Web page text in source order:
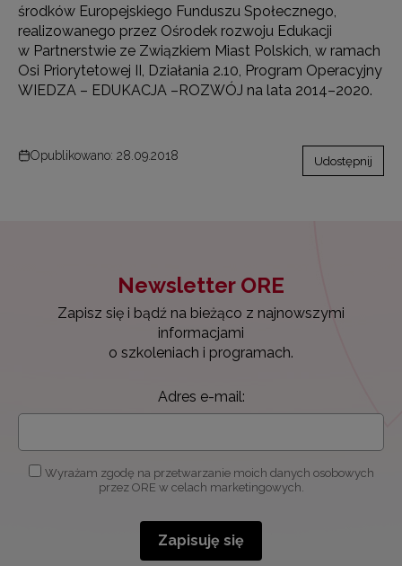
środków Europejskiego Funduszu Społecznego,
realizowanego przez Ośrodek rozwoju Edukacji
w Partnerstwie ze Związkiem Miast Polskich, w ramach
Osi Priorytetowej II, Działania 2.10, Program Operacyjny
WIEDZA – EDUKACJA –ROZWÓJ na lata 2014–2020.
Opublikowano: 28.09.2018 Udostępnij
Newsletter ORE
Zapisz się i bądź na bieżąco z najnowszymi
informacjami
o szkoleniach i programach.
Adres e-mail:
Wyrażam zgodę na przetwarzanie moich danych osobowych
przez ORE w celach marketingowych.
Zapisuję się